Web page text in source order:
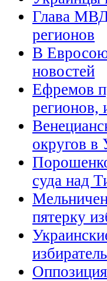
Глава
регионов
В
новостей
Ефремов
регионов,
округов в
суда над
пятерку